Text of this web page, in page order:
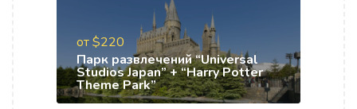
от $220
Парк развлечений “Universal
Studios Japan” + “Harry Potter
Theme Park”